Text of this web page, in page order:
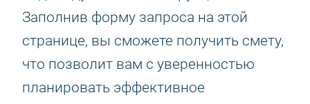
Заполнив форму запроса на этой
странице, вы сможете получить смету,
что позволит вам с уверенностью
планировать эффективное